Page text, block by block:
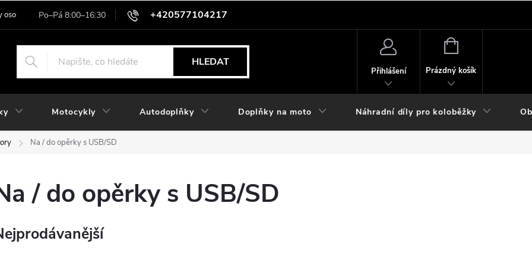
+420577104217
osobních údajů
HLEDAT
Přihlášení
NÁKUPNÍ
Prázdný košík
Motocykly Autodoplňky Doplňky na moto Náhradní díly pro koloběžky
Na / do opěrky s USB/SD
/ do opěrky s USB/SD